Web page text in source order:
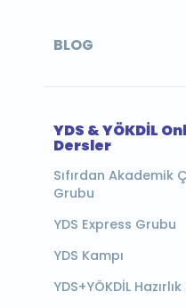
BLOG
YDS & YÖKDİL
Dersler
Sıfırdan Akademik
Grubu
YDS Express Grubu
YDS Kampı
YDS+YÖKDİL